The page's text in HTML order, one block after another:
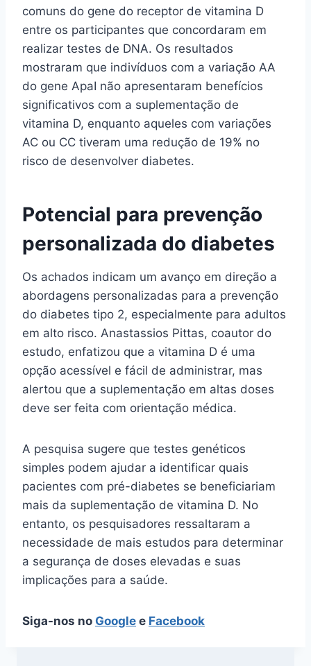
comuns do gene do receptor de vitamina D
entre os participantes que concordaram em
realizar testes de DNA. Os resultados
mostraram que indivíduos com a variação AA
do gene ApaI não apresentaram benefícios
significativos com a suplementação de
vitamina D, enquanto aqueles com variações
AC ou CC tiveram uma redução de 19% no
risco de desenvolver diabetes.
Potencial para prevenção
personalizada do diabetes
Os achados indicam um avanço em direção a
abordagens personalizadas para a prevenção
do diabetes tipo 2, especialmente para adultos
em alto risco. Anastassios Pittas, coautor do
estudo, enfatizou que a vitamina D é uma
opção acessível e fácil de administrar, mas
alertou que a suplementação em altas doses
deve ser feita com orientação médica.
A pesquisa sugere que testes genéticos
simples podem ajudar a identificar quais
pacientes com pré-diabetes se beneficiariam
mais da suplementação de vitamina D. No
entanto, os pesquisadores ressaltaram a
necessidade de mais estudos para determinar
a segurança de doses elevadas e suas
implicações para a saúde.
Siga-nos no Google e Facebook